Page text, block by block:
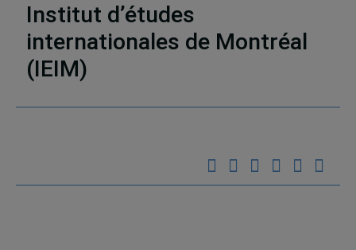
Institut d’études
internationales de Montréal
(IEIM)